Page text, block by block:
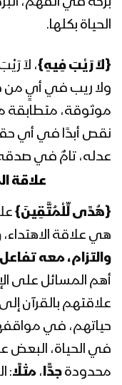
1442هـ
1442هـ
الملك بدر
الملك بدر
الحياة بكلها.
{لاَ رَيْبَ فِيهِ}، لاَ
ولا ريب في أيٍ من
موثوقة، متطابقة
نقص أبدًا في أي
عدله، تامٌ في
علاقة
{هُدًى لِّلْمُتَّقِينَ}
هي علاقة الاهتداء،
والتزام، معه
أهم المسائل على
علاقتهم بالقرآن
حياتهم، في
في الحياة، البعض
محدودة جدًّا ، مثلًا: